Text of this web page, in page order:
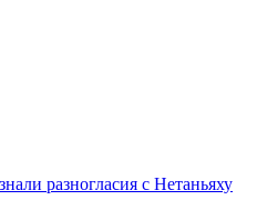
разногласия с Нетаньяху